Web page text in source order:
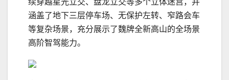
续穿越星光立交、盘龙立交等多个立体迷宫，并
涵盖了地下三层停车场、无保护左转、窄路会车
等复杂场景，充分展示了魏牌全新高山的全场景
高阶智驾能力。